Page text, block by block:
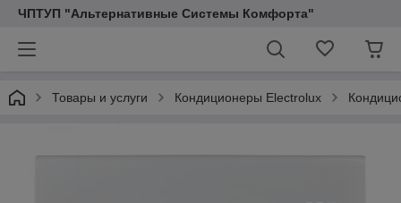
ЧПТУП "Альтернативные Системы Комфорта"
Товары и услуги Кондиционеры Electrolux